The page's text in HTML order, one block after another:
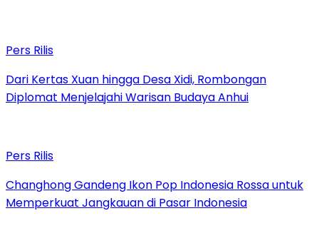
Pers Rilis
Dari Kertas Xuan hingga Desa Xidi, Rombongan
Diplomat Menjelajahi Warisan Budaya Anhui
Pers Rilis
Changhong Gandeng Ikon Pop Indonesia Rossa untuk
Memperkuat Jangkauan di Pasar Indonesia